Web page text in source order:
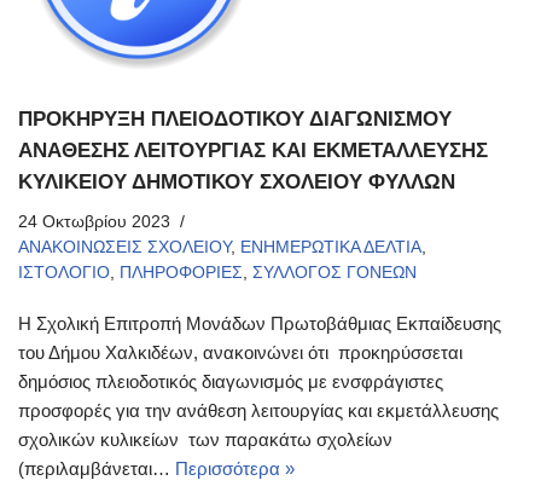
ΠΡΟΚΗΡΥΞΗ ΠΛΕΙΟΔΟΤΙΚΟΥ ΔΙΑΓΩΝΙΣΜΟΥ
ΑΝΑΘΕΣΗΣ ΛΕΙΤΟΥΡΓΙΑΣ ΚΑΙ ΕΚΜΕΤΑΛΛΕΥΣΗΣ
ΚΥΛΙΚΕΙΟΥ ΔΗΜΟΤΙΚΟΥ ΣΧΟΛΕΙΟΥ ΦΥΛΛΩΝ
24 Οκτωβρίου 2023
ΑΝΑΚΟΙΝΩΣΕΙΣ ΣΧΟΛΕΙΟΥ, ΕΝΗΜΕΡΩΤΙΚΑ ΔΕΛΤΙΑ
ΙΣΤΟΛΟΓΙΟ ΠΛΗΡΟΦΟΡΙΕΣ ΣΥΛΛΟΓΟΣ ΓΟΝΕΩΝ
Η Σχολική Επιτροπή Μονάδων Πρωτοβάθμιας Εκπαίδευσης
του Δήμου Χαλκιδέων, ανακοινώνει ότι προκηρύσσεται
δημόσιος πλειοδοτικός διαγωνισμός με ενσφράγιστες
προσφορές για την ανάθεση λειτουργίας και εκμετάλλευσης
σχολικών κυλικείων των παρακάτω σχολείων
(περιλαμβάνεται… Περισσότερα »